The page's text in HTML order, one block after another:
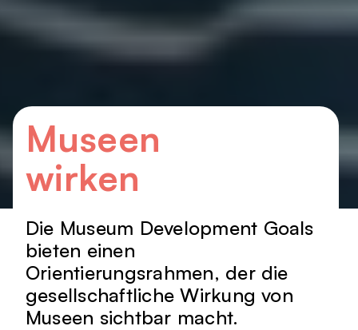
Museen
wirken
Die Museum Development Goals
bieten einen
Orientierungsrahmen, der die
gesellschaftliche Wirkung von
Museen sichtbar macht.